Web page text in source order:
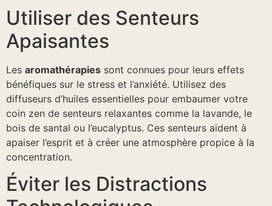
Utiliser des Senteurs
Apaisantes
Les aromathérapies sont connues pour leurs effets
bénéfiques sur le stress et l’anxiété. Utilisez des
diffuseurs d’huiles essentielles pour embaumer votre
coin zen de senteurs relaxantes comme la lavande, le
bois de santal ou l’eucalyptus. Ces senteurs aident à
apaiser l’esprit et à créer une atmosphère propice à la
concentration.
Éviter les Distractions